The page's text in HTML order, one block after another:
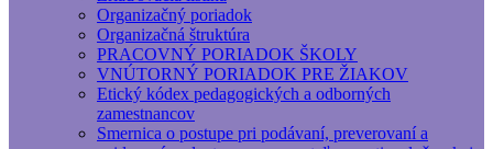
Organizačný poriadok
Organizačná štruktúra
PRACOVNÝ PORIADOK ŠKOLY
VNÚTORNÝ PORIADOK PRE ŽIAKOV
Etický kódex pedagogických a odborných
zamestnancov
Smernica o postupe pri podávaní, preverovaní a